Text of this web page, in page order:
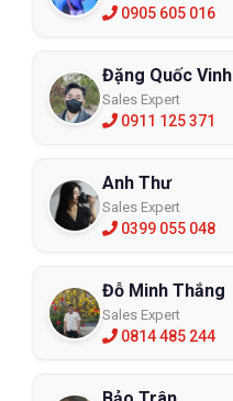
0905 605 016
Đặng Quốc Vinh
Sales Expert
0911 125 371
Anh Thư
Sales Expert
0399 055 048
Đỗ Minh Thắng
Sales Expert
0814 485 244